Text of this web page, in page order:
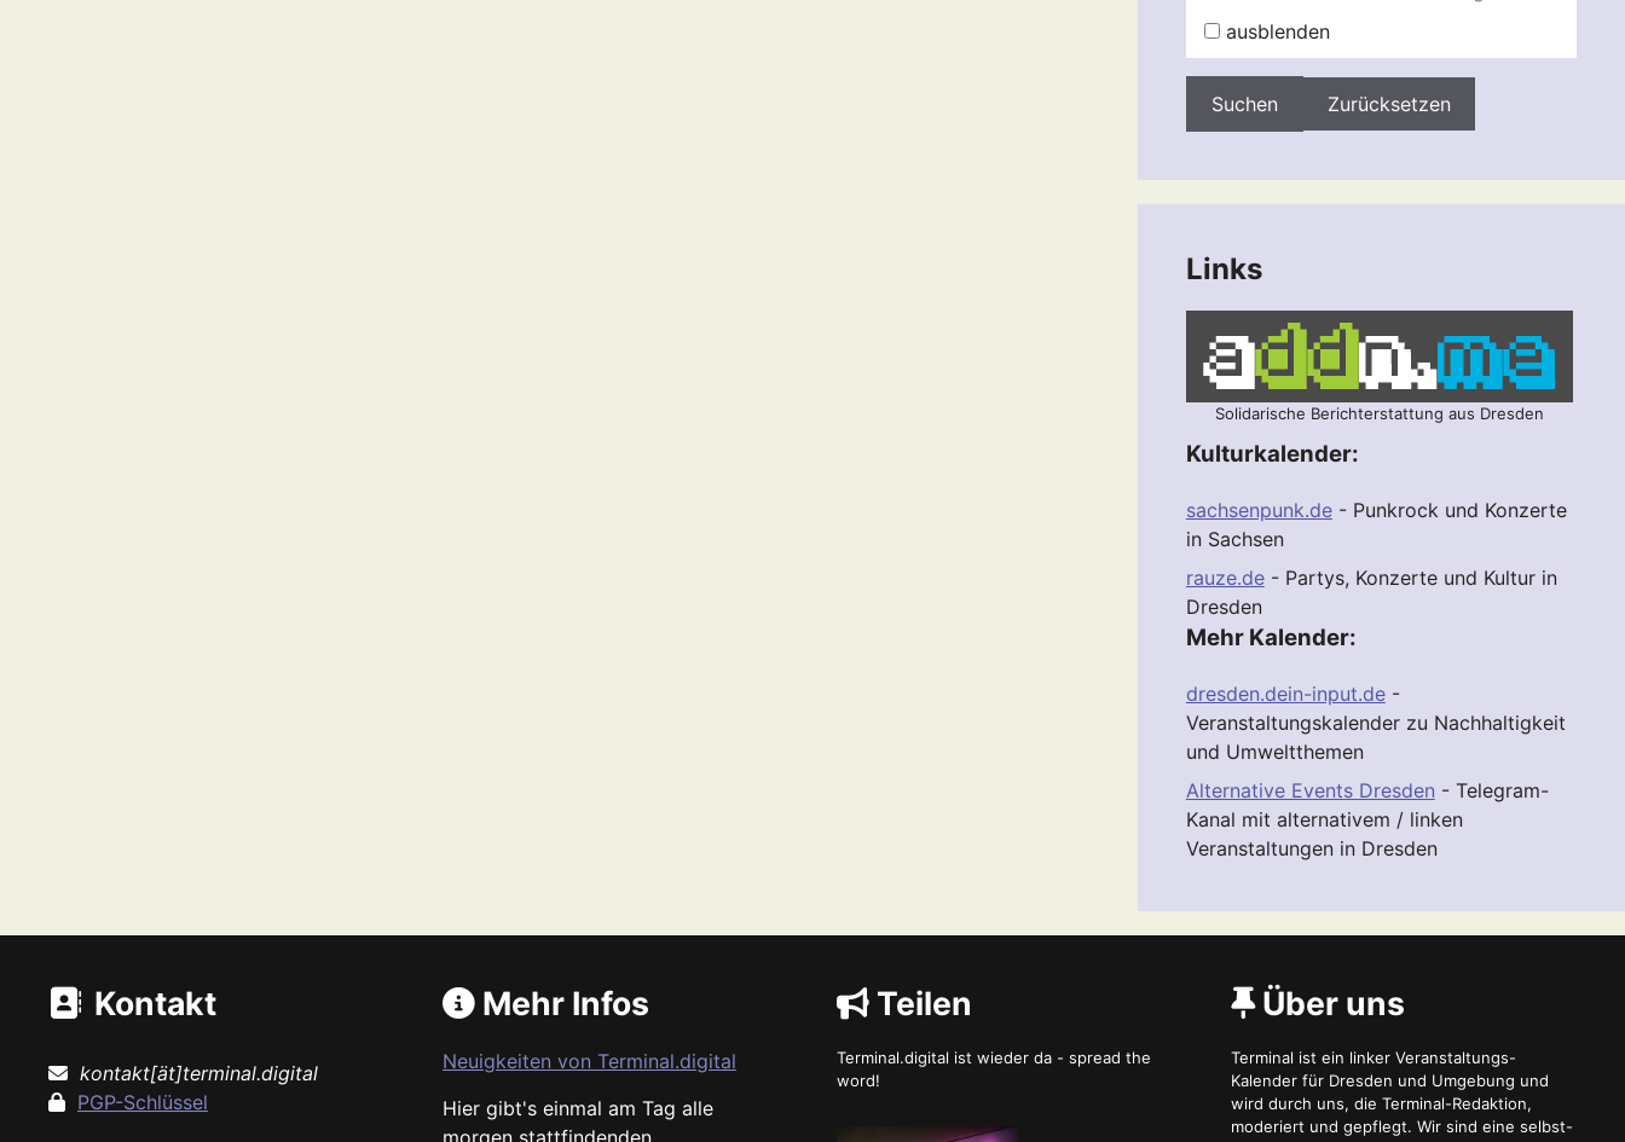
ausblenden
Zurücksetzen
Links
Solidarische Berichterstattung aus Dresden
Kulturkalender:
sachsenpunk.de- Punkrock und Konzerte
in Sachsen
rauze.de- Partys, Konzerte und Kultur in
Dresden
Mehr Kalender:
dresden.dein-input.de-
Veranstaltungskalender zu Nachhaltigkeit
und Umweltthemen
Alternative Events Dresden - Telegram-
Kanal mit alternativem / linken
Veranstaltungen in Dresden
Kontakt
kontakt[ät]terminal.digital
PGP-Schlüssel
Mehr Infos
Neuigkeiten von Terminal.digital
Hier gibt's einmal am Tag alle
morgen stattfindenden
Teilen
Terminal.digital ist wieder da - spread the
word!
Über uns
Terminal ist ein linker Veranstaltungs-
Kalender für Dresden und Umgebung und
wird durch uns, die Terminal-Redaktion,
moderiert und gepflegt. Wir sind eine selbst-